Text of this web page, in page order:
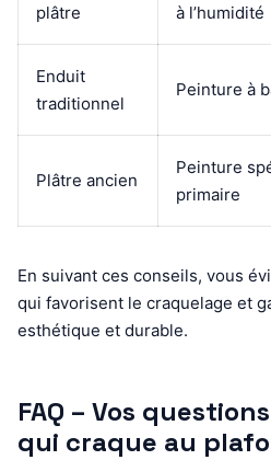
plâtre
à l’humidité
Enduit
traditionnel
Peinture à
Plâtre ancien
Peinture
primaire
En suivant ces conseils, vous
qui favorisent le craquelage et
esthétique et durable.
FAQ – Vos
qui craque au